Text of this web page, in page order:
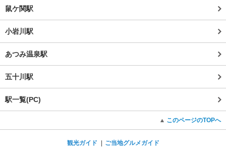
鼠ケ関駅
小岩川駅
あつみ温泉駅
五十川駅
駅一覧(PC)
このページのTOPへ
観光ガイド ご当地グルメガイド